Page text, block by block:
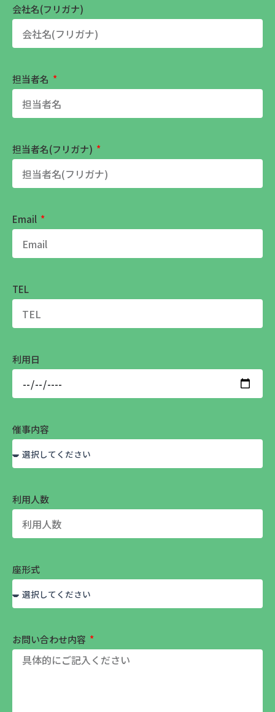
会社名(フリガナ)
担当者名
担当者名(フリガナ)
Email
TEL
利用日
催事内容
利用人数
座形式
お問い合わせ内容